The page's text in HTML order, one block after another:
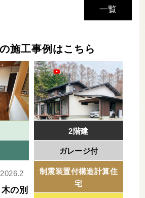
一覧
施工事例はこちら
の別
2階建
ガレージ付
制震装置付構造計算住
宅